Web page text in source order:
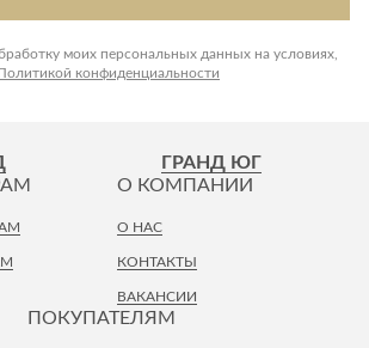
моих персональных данных на условиях,
конфиденциальности
ГРАНД ЮГ
ПОКУПАТЕЛЯМ
О КОМПАНИИ
О НАС
КОНТАКТЫ
ВАКАНСИИ